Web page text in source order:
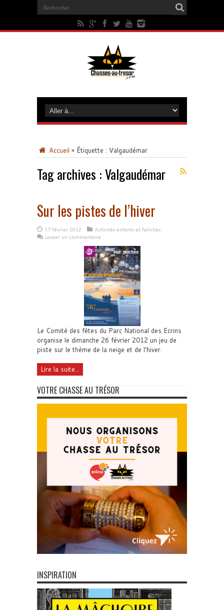
Accueil » Étiquette : Valgaudémar
Tag archives :Valgaudémar
Sur les pistes de l’hiver
17 février 2012
Activités enfants et familles
Laisser un commentaire
Le Comité des fêtes du Parc National des Ecrins
organise le dimanche 26 février 2012 un jeu de
piste sur le thème de la neige et de l'hiver.
Lire la suite...
VOTRE CHASSE AU TRÉSOR
INSPIRATION